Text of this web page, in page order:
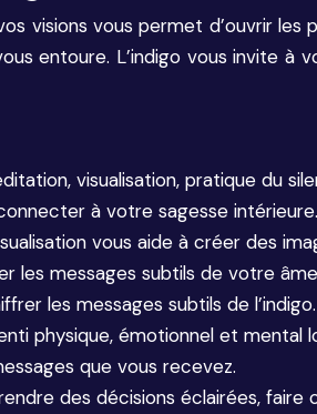
visions vous permet d’ouvrir
entoure. L’indigo vous invite
visualisation, pratique du
à votre sagesse
vous aide à créer des
les messages subtils de votre
les messages subtils de
physique, émotionnel et
que vous recevez.
des décisions éclairées,